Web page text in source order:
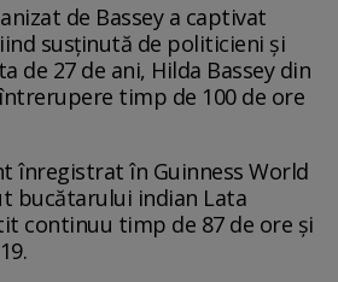
de Bassey a captivat
susținută de politicieni și
de 27 de ani, Hilda Bassey din
timp de 100 de ore
înregistrat în Guinness World
bucătarului indian Lata
continuu timp de 87 de ore și